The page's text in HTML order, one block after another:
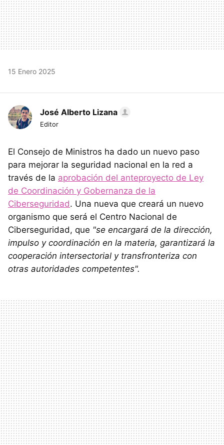
15 Enero 2025
José Alberto Lizana
Editor
El Consejo de Ministros ha dado un nuevo paso
para mejorar la seguridad nacional en la red a
través de la aprobación del anteproyecto de Ley
de Coordinación y Gobernanza de la
Ciberseguridad. Una nueva que creará un nuevo
organismo que será el Centro Nacional de
Ciberseguridad, que "se encargará de la dirección,
impulso y coordinación en la materia, garantizará la
cooperación intersectorial y transfronteriza con
otras autoridades competentes".